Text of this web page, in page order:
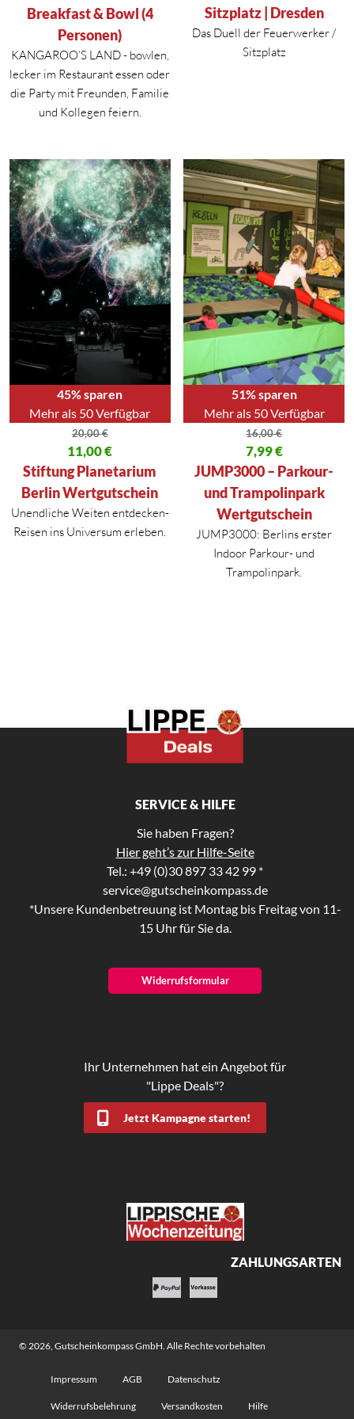
Breakfast & Bowl (4
Personen)
KANGAROO’S LAND - bowlen,
lecker im Restaurant essen oder
die Party mit Freunden, Familie
und Kollegen feiern.
Sitzplatz | Dresden
Das Duell der Feuerwerker /
Sitzplatz
45% sparen
Mehr als 50 Verfügbar
20,00€
Ursprünglicher Preis war: 20,00 €
11,00€
Aktueller Preis ist: 11,00 €.
Stiftung Planetarium
Berlin Wertgutschein
Unendliche Weiten entdecken-
Reisen ins Universum erleben.
51% sparen
Mehr als 50 Verfügbar
16,00€
Ursprünglicher Preis war:
7,99€
Aktueller Preis ist: 7,99 €.
JUMP3000 – Parkour-
und Trampolinpark
Wertgutschein
JUMP3000: Berlins erster
Indoor Parkour- und
Trampolinpark.
SERVICE & HILFE
Sie haben Fragen?
Hier geht’s zur Hilfe-Seite
Tel.: +49 (0)30 897 33 42 99 *
service@gutscheinkompass.de
*Unsere Kundenbetreuung ist Montag bis Freitag von 11-
15 Uhr für Sie da.
Widerrufsformular
Ihr Unternehmen hat ein Angebot für
"Lippe Deals"?
Jetzt Kampagne starten!
ZAHLUNGSARTEN
© 2026, Gutscheinkompass GmbH . Alle Rechte vorbehalten
Impressum AGB Datenschutz
Widerrufsbelehrung Versandkosten Hilfe